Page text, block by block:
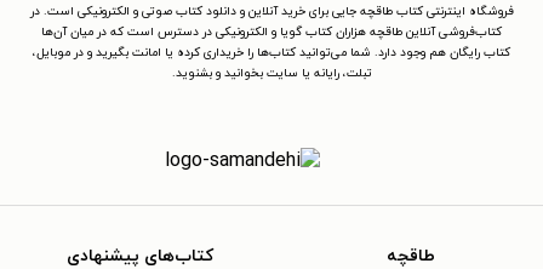
فروشگاه اینترنتی کتاب طاقچه جایی برای خرید آنلاین و دانلود کتاب صوتی و الکترونیکی است. در
کتاب‌فروشی آنلاین طاقچه هزاران کتاب گویا و الکترونیکی در دسترس است که در میان آن‌ها
کتاب رایگان هم وجود دارد. شما می‌توانید کتاب‌ها را خریداری کرده یا امانت بگیرید و در موبایل،
تبلت، رایانه یا سایت بخوانید و بشنوید.
طاقچه کتاب‌های پیشنهادی